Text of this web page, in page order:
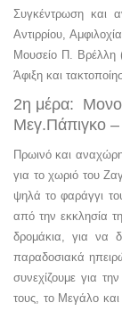
Συγκέντρωση
Αντιρρίου,
Μουσείο Π. Βρέλλη
Άφιξη και
2η μέρα:
Μεγ.Πάπιγκο
Πρωινό και
για το χωριό του
ψηλά το φαράγγι
από την εκκλησία
δρομάκια, για να
παραδοσιακά
συνεχίζουμε για
τους, το Μεγάλο